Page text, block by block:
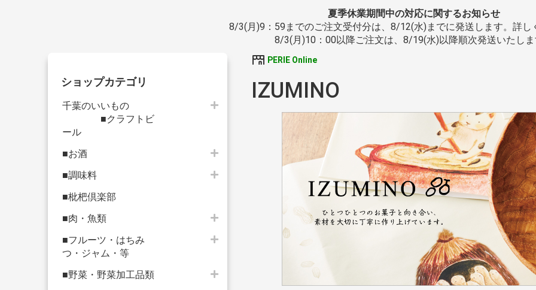
夏季休業期間中の対応に関するお知らせ
8/3(月)9：59までのご注文受付分は、8/12(水)までに発送します。詳し
8/3(月)10：00以降ご注文は、8/19(水)以降順次発送いたし
ショップカテゴリ
千葉のいいもの
■クラフトビ
ール
■お酒
■調味料
■枇杷倶楽部
■肉・魚類
■フルーツ・はちみ
つ・ジャム・等
■野菜・野菜加工品類
PERIE Online
IZUMINO